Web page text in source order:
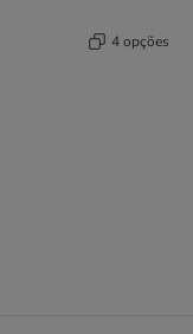
4 opções